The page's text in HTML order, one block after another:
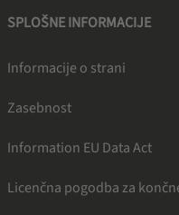
SPLOŠNE INFORMACIJE
Informacije o strani
Zasebnost
Information EU Data Act
Licenčna pogodba za